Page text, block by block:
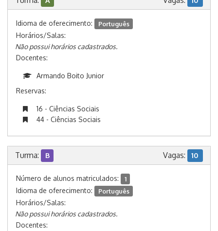
Idioma de oferecimento: Português
Horários/Salas:
Não possui horários cadastrados.
Docentes:
Armando Boito Junior
Reservas:
16 - Ciências Sociais
44 - Ciências Sociais
Turma: B Vagas: 10
Número de alunos matriculados: 1
Idioma de oferecimento: Português
Horários/Salas:
Não possui horários cadastrados.
Docentes: